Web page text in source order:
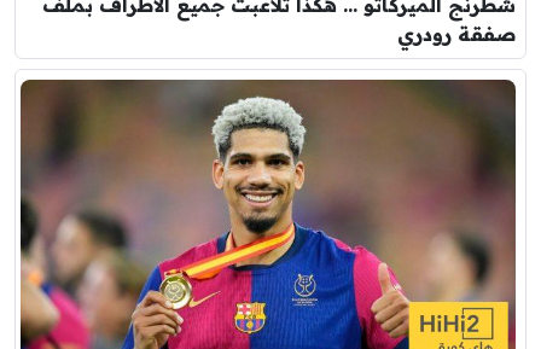
شطرنج الميركاتو … هكذا تلاعبت جميع الأطراف بملف
صفقة رودري